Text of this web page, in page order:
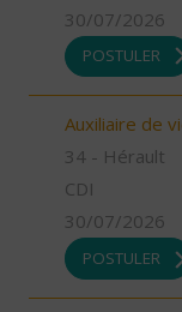
30/07/2026
POSTULER
Auxiliaire de
34 - Hérault
CDI
30/07/2026
POSTULER